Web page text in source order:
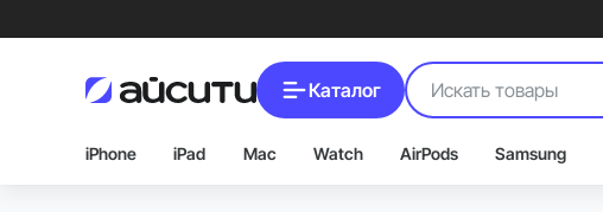
Каталог
iPhone iPad Mac Watch AirPods Samsung